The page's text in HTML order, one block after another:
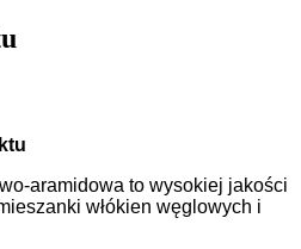
aramidowa to wysokiej jakości
włókien węglowych i